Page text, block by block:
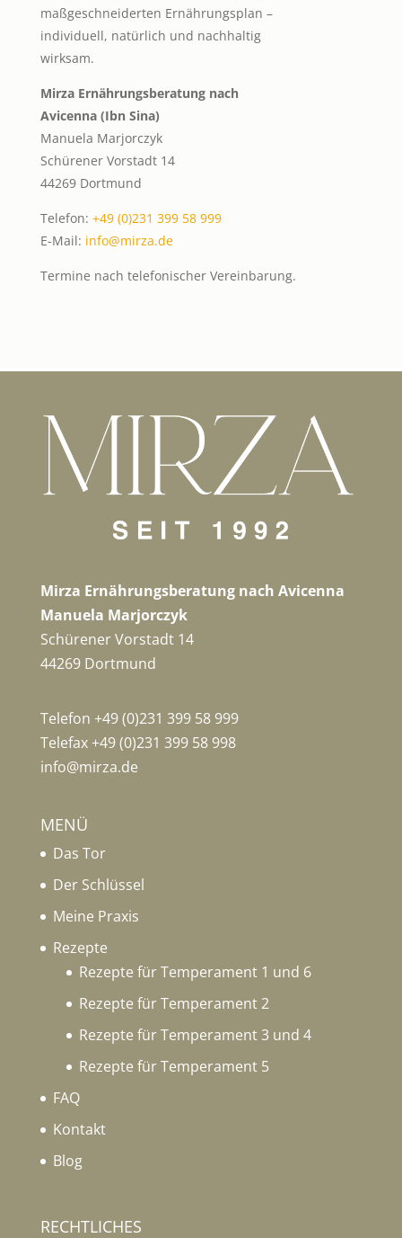
maßgeschneiderten Ernährungsplan –
individuell, natürlich und nachhaltig
wirksam.
Mirza Ernährungsberatung nach
Avicenna (Ibn Sina)
Manuela Marjorczyk
Schürener Vorstadt 14
44269 Dortmund
Telefon: +49 (0)231 399 58 999
E-Mail: info@mirza.de
Termine nach telefonischer Vereinbarung.
Mirza Ernährungsberatung nach Avicenna
Manuela Marjorczyk
Schürener Vorstadt 14
44269 Dortmund
Telefon +49 (0)231 399 58 999
Telefax +49 (0)231 399 58 998
info@mirza.de
MENÜ
Das Tor
Der Schlüssel
Meine Praxis
Rezepte
Rezepte für Temperament 1 und 6
Rezepte für Temperament 2
Rezepte für Temperament 3 und 4
Rezepte für Temperament 5
FAQ
Kontakt
Blog
RECHTLICHES